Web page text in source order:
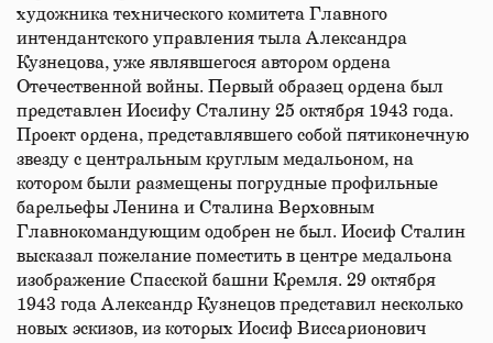
художника технического комитета Главного
интендантского управления тыла Александра
Кузнецова, уже являвшегося автором ордена
Отечественной войны. Первый образец ордена был
представлен Иосифу Сталину 25 октября 1943 года.
Проект ордена, представлявшего собой пятиконечную
звезду с центральным круглым медальоном, на
котором были размещены погрудные профильные
барельефы Ленина и Сталина Верховным
Главнокомандующим одобрен не был. Иосиф Сталин
высказал пожелание поместить в центре медальона
изображение Спасской башни Кремля. 29 октября
1943 года Александр Кузнецов представил несколько
новых эскизов, из которых Иосиф Виссарионович